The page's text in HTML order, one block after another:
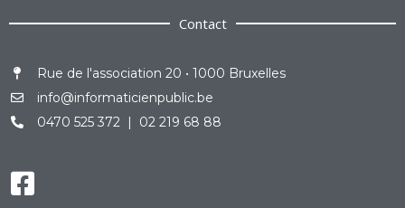
Contact
Rue de l'association 20 • 1000 Bruxelles
info@informaticienpublic.be
0470 525 372 | 02 219 68 88